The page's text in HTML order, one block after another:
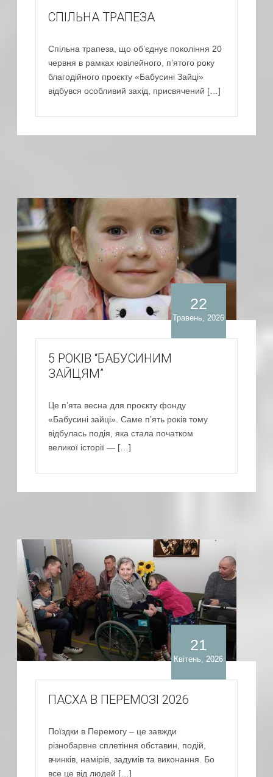
СПІЛЬНА ТРАПЕЗА
Спільна трапеза, що об’єднує покоління 20
червня в рамках ювілейного, п’ятого року
благодійного проєкту «Бабусині Зайці»
відбувся особливий захід, присвячений […]
22
Травень, 2026
5 РОКІВ “БАБУСИНИМ
ЗАЙЦЯМ”
Це п’ята весна для проєкту фонду
«Бабусині зайці». Саме п’ять років тому
відбулась подія, яка стала початком
великої історії — […]
21
Квітень, 2026
ПАСХА В ПЕРЕМОЗІ 2026
Поїздки в Перемогу – це завжди
різнобарвне сплетіння обставин, подій,
вчинків, намірів, задумів та виконання. Бо
все це від людей […]